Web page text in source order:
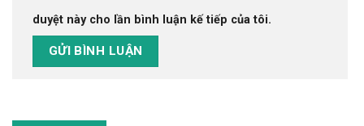
duyệt này cho lần bình luận kế tiếp của tôi.